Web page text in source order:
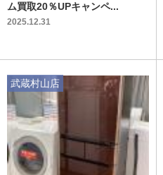
ム買取20％UPキャンペ...
2025.12.31
武蔵村山店